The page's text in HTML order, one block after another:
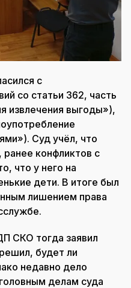
с
со статьи 362, часть
извлечения выгоды»),
Суд учёл, что
конфликтов с
что у него на
дети. В итоге был
лишением права
СКО тогда заявил
будет ли
недавно дело
делам суда